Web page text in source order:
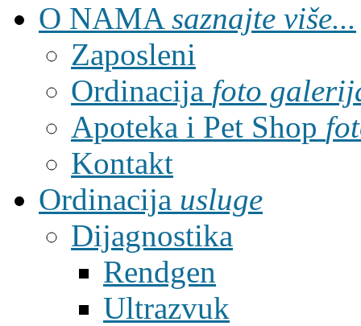
O NAMA saznajte više...
Zaposleni
Ordinacija foto
Apoteka i Pet Shop
Kontakt
Ordinacija usluge
Dijagnostika
Rendgen
Ultrazvuk